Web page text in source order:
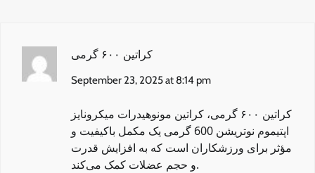
کراتین ۶۰۰ گرمی
September 23, 2025 at 8:14 pm
کراتین ۶۰۰ گرمی
، کراتین مونوهیدرات میکرونایز
اپتیموم نوتریشن 600 گرمی یک مکمل باکیفیت و
مؤثر برای ورزشکاران است که به افزایش قدرت
و حجم عضلات کمک می‌کند.